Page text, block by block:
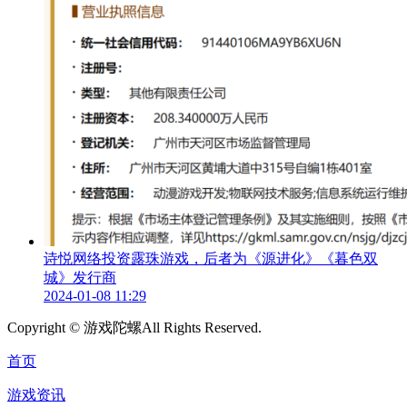
诗悦网络投资露珠游戏，后者为《源进化》《暮色双
城》发行商
2024-01-08 11:29
Copyright © 游戏陀螺All Rights Reserved.
首页
游戏资讯